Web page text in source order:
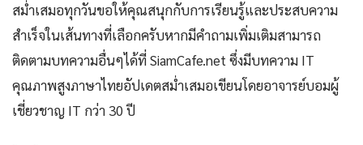
สม่ำเสมอทุกวันขอให้คุณสนุกกับการเรียนรู้และประสบความ
สำเร็จในเส้นทางที่เลือกครับหากมีคำถามเพิ่มเติมสามารถ
ติดตามบทความอื่นๆได้ที่ SiamCafe.net ซึ่งมีบทความ IT
คุณภาพสูงภาษาไทยอัปเดตสม่ำเสมอเขียนโดยอาจารย์บอมผู้
เชี่ยวชาญ IT กว่า 30 ปี